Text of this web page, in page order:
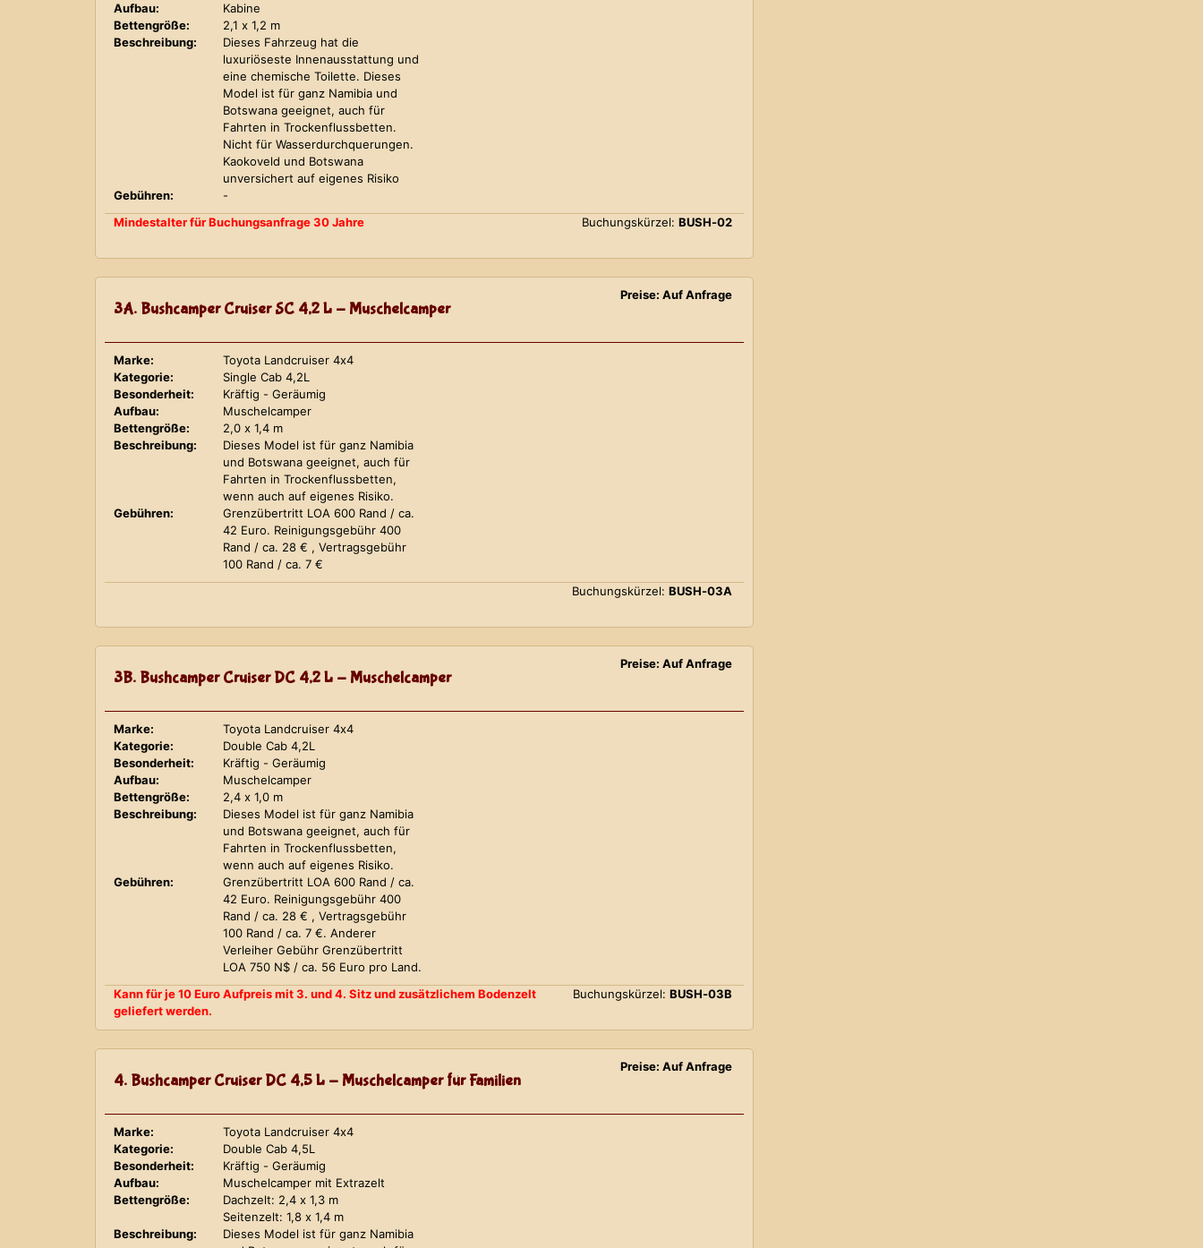
Aufbau:
Kabine
Bettengröße:
2,1 x 1,2 m
Beschreibung:
Dieses Fahrzeug hat die
luxuriöseste Innenausstattung und
eine chemische Toilette. Dieses
Model ist für ganz Namibia und
Botswana geeignet, auch für
Fahrten in Trockenflussbetten.
Nicht für Wasserdurchquerungen.
Kaokoveld und Botswana
unversichert auf eigenes Risiko
Gebühren:
-
Mindestalter für Buchungsanfrage 30 Jahre
Buchungskürzel: BUSH-02
3A. Bushcamper Cruiser SC 4,2 L - Muschelcamper
Preise: Auf Anfrage
Marke:
Toyota Landcruiser 4x4
Kategorie:
Single Cab 4,2L
Besonderheit:
Kräftig - Geräumig
Aufbau:
Muschelcamper
Bettengröße:
2,0 x 1,4 m
Beschreibung:
Dieses Model ist für ganz Namibia
und Botswana geeignet, auch für
Fahrten in Trockenflussbetten,
wenn auch auf eigenes Risiko.
Gebühren:
Grenzübertritt LOA 600 Rand / ca.
42 Euro. Reinigungsgebühr 400
Rand / ca. 28 € , Vertragsgebühr
100 Rand / ca. 7 €
Buchungskürzel: BUSH-03A
3B. Bushcamper Cruiser DC 4,2 L - Muschelcamper
Preise: Auf Anfrage
Marke:
Toyota Landcruiser 4x4
Kategorie:
Double Cab 4,2L
Besonderheit:
Kräftig - Geräumig
Aufbau:
Muschelcamper
Bettengröße:
2,4 x 1,0 m
Beschreibung:
Dieses Model ist für ganz Namibia
und Botswana geeignet, auch für
Fahrten in Trockenflussbetten,
wenn auch auf eigenes Risiko.
Gebühren:
Grenzübertritt LOA 600 Rand / ca.
42 Euro. Reinigungsgebühr 400
Rand / ca. 28 € , Vertragsgebühr
100 Rand / ca. 7 €. Anderer
Verleiher Gebühr Grenzübertritt
LOA 750 N$ / ca. 56 Euro pro Land.
Kann für je 10 Euro Aufpreis mit 3. und 4. Sitz und zusätzlichem Bodenzelt
geliefert werden.
Buchungskürzel: BUSH-03B
4. Bushcamper Cruiser DC 4,5 L - Muschelcamper für Familien
Preise: Auf Anfrage
Marke:
Toyota Landcruiser 4x4
Kategorie:
Double Cab 4,5L
Besonderheit:
Kräftig - Geräumig
Aufbau:
Muschelcamper mit Extrazelt
Bettengröße:
Dachzelt: 2,4 x 1,3 m
Seitenzelt: 1,8 x 1,4 m
Beschreibung:
Dieses Model ist für ganz Namibia